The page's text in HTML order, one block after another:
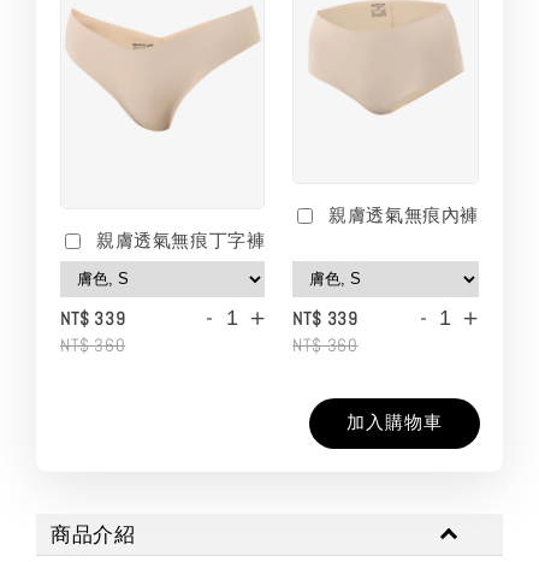
親膚透氣無痕丁字褲
NT$ 339
NT$ 360
- +
親膚透氣無痕內褲
NT$ 339
NT$ 360
- +
加入購物車
商品介紹